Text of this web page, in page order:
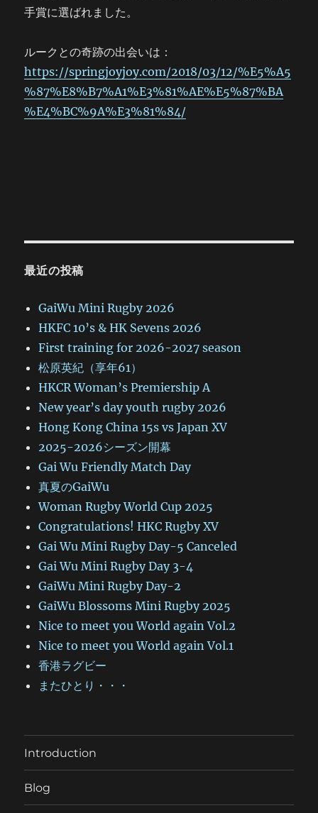
手賞に選ばれました。
ルークとの奇跡の出会いは：
https://springjoyjoy.com/2018/03/12/%E5%A5
%87%E8%B7%A1%E3%81%AE%E5%87%BA
%E4%BC%9A%E3%81%84/
最近の投稿
GaiWu Mini Rugby 2026
HKFC 10’s & HK Sevens 2026
First training for 2026-2027 season
松原英紀（享年61）
HKCR Woman’s Premiership A
New year’s day youth rugby 2026
Hong Kong China 15s vs Japan XV
2025-2026シーズン開幕
Gai Wu Friendly Match Day
真夏のGaiWu
Woman Rugby World Cup 2025
Congratulations! HKC Rugby XV
Gai Wu Mini Rugby Day-5 Canceled
Gai Wu Mini Rugby Day 3-4
GaiWu Mini Rugby Day-2
GaiWu Blossoms Mini Rugby 2025
Nice to meet you World again Vol.2
Nice to meet you World again Vol.1
香港ラグビー
またひとり・・・
Introduction
Blog